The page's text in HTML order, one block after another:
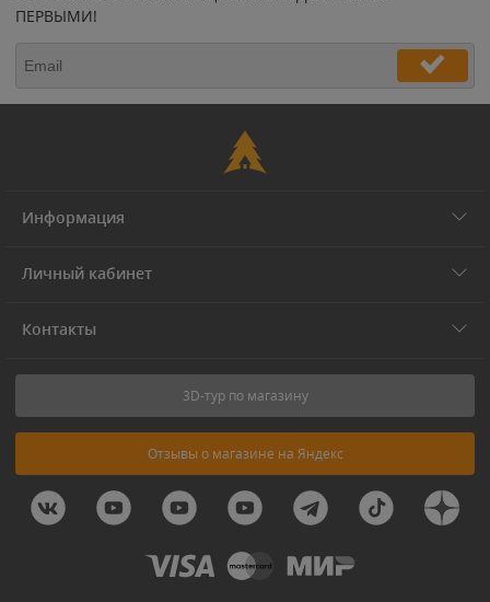
ПЕРВЫМИ!
Информация
Личный кабинет
Контакты
3D-тур по магазину
Отзывы о магазине на Яндекс